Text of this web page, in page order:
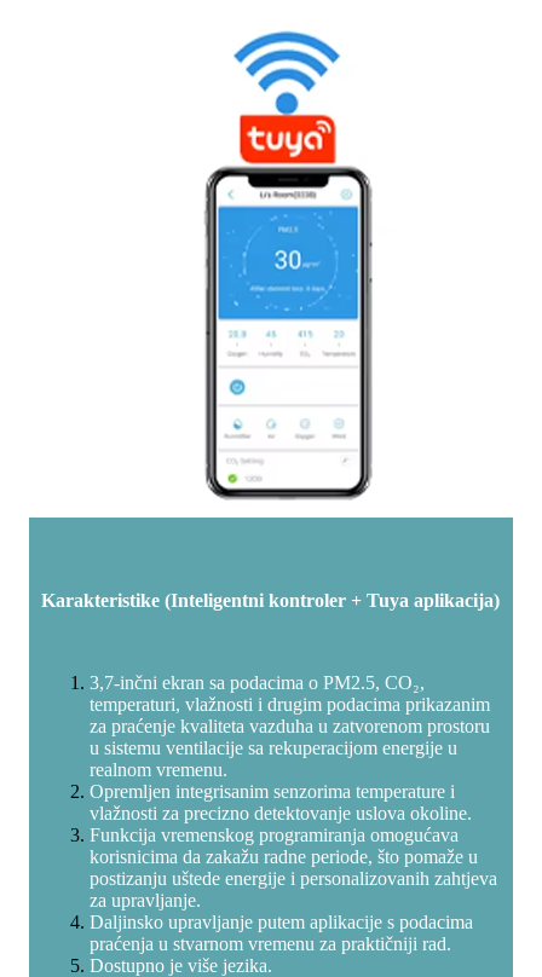
Karakteristike (Inteligentni kontroler + Tuya aplikacija)
3,7-inčni ekran sa podacima o PM2.5, CO₂,
temperaturi, vlažnosti i drugim podacima prikazanim
za praćenje kvaliteta vazduha u zatvorenom prostoru
u sistemu ventilacije sa rekuperacijom energije u
realnom vremenu.
Opremljen integrisanim senzorima temperature i
vlažnosti za precizno detektovanje uslova okoline.
Funkcija vremenskog programiranja omogućava
korisnicima da zakažu radne periode, što pomaže u
postizanju uštede energije i personalizovanih zahtjeva
za upravljanje.
Daljinsko upravljanje putem aplikacije s podacima
praćenja u stvarnom vremenu za praktičniji rad.
Dostupno je više jezika.